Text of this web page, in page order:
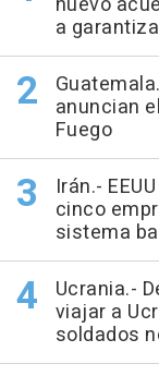
a
anuncian
Fuego
Irán.-
cinco
sistema
Ucrania.-
viajar a
soldados